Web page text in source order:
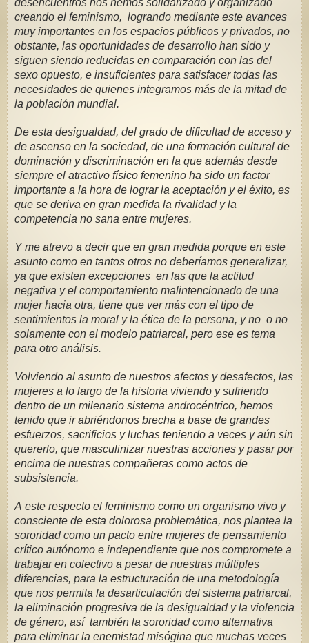
creando el feminismo,  logrando mediante este avances
muy importantes en los espacios públicos y privados, no
obstante, las oportunidades de desarrollo han sido y
siguen siendo reducidas en comparación con las del
sexo opuesto, e insuficientes para satisfacer todas las
necesidades de quienes integramos más de la mitad de
la población mundial.
De esta desigualdad, del grado de dificultad de acceso y
de ascenso en la sociedad, de una formación cultural de
dominación y discriminación en la que además desde
siempre el atractivo físico femenino ha sido un factor
importante a la hora de lograr la aceptación y el éxito, es
que se deriva en gran medida la rivalidad y la
competencia no sana entre mujeres.
Y me atrevo a decir que en gran medida porque en este
asunto como en tantos otros no deberíamos generalizar,
ya que existen excepciones  en las que la actitud
negativa y el comportamiento malintencionado de una
mujer hacia otra, tiene que ver más con el tipo de
sentimientos la moral y la ética de la persona, y no  o no
solamente con el modelo patriarcal, pero ese es tema
para otro análisis.
Volviendo al asunto de nuestros afectos y desafectos, las
mujeres a lo largo de la historia viviendo y sufriendo
dentro de un milenario sistema androcéntrico, hemos
tenido que ir abriéndonos brecha a base de grandes
esfuerzos, sacrificios y luchas teniendo a veces y aún sin
quererlo, que masculinizar nuestras acciones y pasar por
encima de nuestras compañeras como actos de
subsistencia.
A este respecto el feminismo como un organismo vivo y
consciente de esta dolorosa problemática, nos plantea la
sororidad como un pacto entre mujeres de pensamiento
crítico autónomo e independiente que nos compromete a
trabajar en colectivo a pesar de nuestras múltiples
diferencias, para la estructuración de una metodología
que nos permita la desarticulación del sistema patriarcal,
la eliminación progresiva de la desigualdad y la violencia
de género, así  también la sororidad como alternativa
para eliminar la enemistad misógina que muchas veces